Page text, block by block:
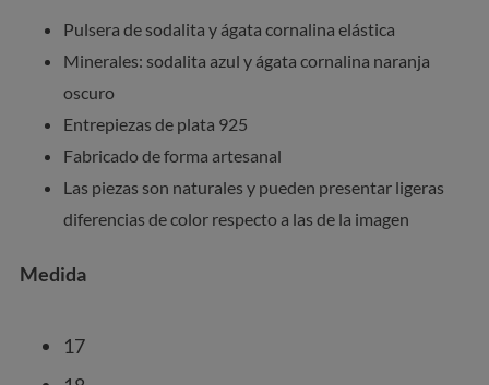
Pulsera de sodalita y ágata cornalina elástica
Minerales: sodalita azul y ágata cornalina naranja
oscuro
Entrepiezas de plata 925
Fabricado de forma artesanal
Las piezas son naturales y pueden presentar ligeras
diferencias de color respecto a las de la imagen
Medida
17